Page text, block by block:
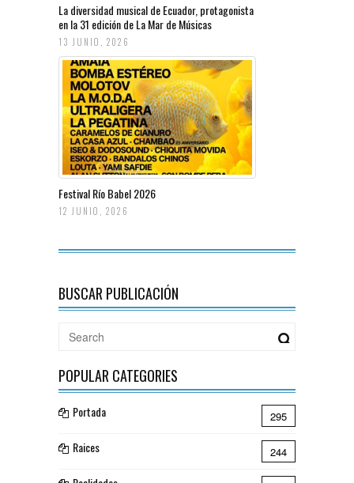
La diversidad musical de Ecuador, protagonista
en la 31 edición de La Mar de Músicas
13 JUNIO, 2026
Festival Río Babel 2026
12 JUNIO, 2026
BUSCAR PUBLICACIÓN
POPULAR CATEGORIES
Portada 295
Raices 244